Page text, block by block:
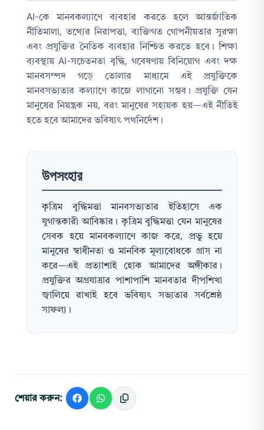
AI-কে মানবকল্যাণে ব্যবহার করতে হলে আন্তর্জাতিক
নীতিমালা, তথ্যের নিরাপত্তা, ব্যক্তিগত গোপনীয়তার সুরক্ষা
এবং প্রযুক্তির নৈতিক ব্যবহার নিশ্চিত করতে হবে। শিক্ষা
ব্যবস্থায় AI-সচেতনতা বৃদ্ধি, গবেষণায় বিনিয়োগ এবং দক্ষ
মানবসম্পদ গড়ে তোলার মাধ্যমে এই প্রযুক্তিকে
মানবসভ্যতার কল্যাণে কাজে লাগানো সম্ভব। প্রযুক্তি যেন
মানুষের নিয়ন্ত্রক নয়, বরং মানুষের সহায়ক হয়—এই নীতিই
হতে হবে আমাদের ভবিষ্যৎ পথনির্দেশ।
উপসংহার
কৃত্রিম বুদ্ধিমত্তা মানবসভ্যতার ইতিহাসে এক
যুগান্তকারী আবিষ্কার। কৃত্রিম বুদ্ধিমত্তা যেন মানুষের
সেবক হয়ে মানবকল্যাণে কাজ করে, প্রভু হয়ে
মানুষের স্বাধীনতা ও মানবিক মূল্যবোধকে গ্রাস না
করে—এই প্রত্যাশাই হোক আমাদের অঙ্গীকার।
প্রযুক্তির অগ্রযাত্রার পাশাপাশি মানবতার দীপশিখা
জ্বালিয়ে রাখাই হবে ভবিষ্যৎ সভ্যতার সর্বশ্রেষ্ঠ
সাফল্য।
শেয়ার করুন: